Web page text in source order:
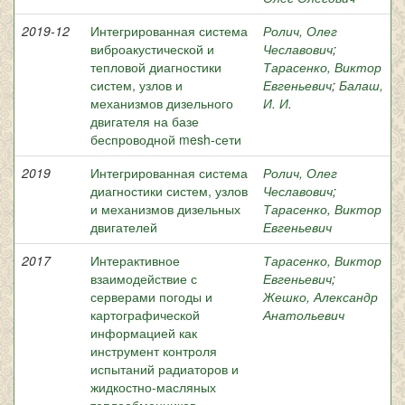
2019-12
Интегрированная система
виброакустической и
тепловой диагностики
систем, узлов и
механизмов дизельного
двигателя на базе
беспроводной mesh-сети
Ролич, Олег
Чеславович;
Тарасенко, Виктор
Евгеньевич; Балаш,
И. И.
2019
Интегрированная система
диагностики систем, узлов
и механизмов дизельных
двигателей
Ролич, Олег
Чеславович;
Тарасенко, Виктор
Евгеньевич
2017
Интерактивное
взаимодействие с
серверами погоды и
картографической
информацией как
инструмент контроля
испытаний радиаторов и
жидкостно-масляных
Тарасенко, Виктор
Евгеньевич;
Жешко, Александр
Анатольевич